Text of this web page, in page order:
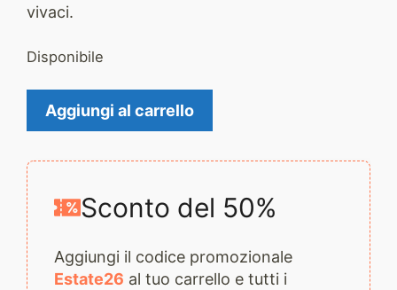
vivaci.
Disponibile
Tappeto
Gabbeh
quantità
Aggiungi al carrello
Sconto del 50%
Aggiungi il codice promozionale
Estate26 al tuo carrello e tutti i